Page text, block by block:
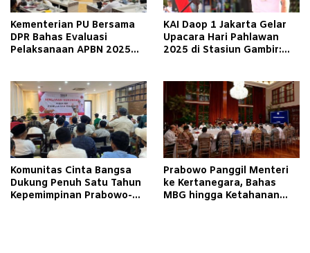
Kementerian PU Bersama
DPR Bahas Evaluasi
Pelaksanaan APBN 2025
KAI Daop 1 Jakarta Gelar
Upacara Hari Pahlawan
2025 di Stasiun Gambir:
Komunitas Cinta Bangsa
Dukung Penuh Satu Tahun
Kepemimpinan Prabowo-
Prabowo Panggil Menteri
ke Kertanegara, Bahas
MBG hingga Ketahanan